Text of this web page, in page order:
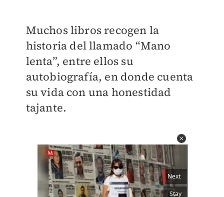
Muchos libros recogen la
historia del llamado “Mano
lenta”, entre ellos su
autobiografía, en donde cuenta
su vida con una honestidad
tajante.